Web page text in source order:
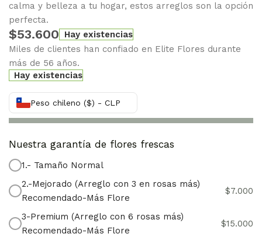
calma y belleza a tu hogar, estos arreglos son la opción
perfecta.
$53.600
Hay existencias
Miles de clientes han confiado en Elite Flores durante
más de 56 años.
Hay existencias
Peso chileno ($) - CLP
Nuestra garantía de flores frescas
1.- Tamaño Normal
2.-Mejorado (Arreglo con 3 en rosas más)
Recomendado-Más Flore
$7.000
3-Premium (Arreglo con 6 rosas más)
Recomendado-Más Flore
$15.000